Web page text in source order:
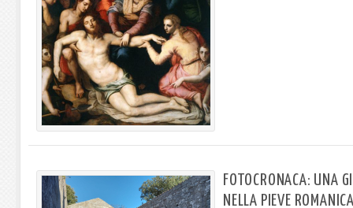
FOTOCRONACA: UNA
NELLA PIEVE